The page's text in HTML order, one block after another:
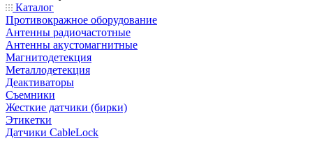
Каталог
Противокражное оборудование
Антенны радиочастотные
Антенны акустомагнитные
Магнитодетекция
Металлодетекция
Деактиваторы
Съемники
Жесткие датчики (бирки)
Этикетки
Датчики CableLock